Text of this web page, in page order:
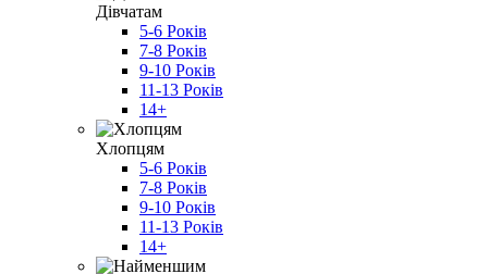
Дівчатам
5-6 Років
7-8 Років
9-10 Років
11-13 Років
14+
Хлопцям
5-6 Років
7-8 Років
9-10 Років
11-13 Років
14+